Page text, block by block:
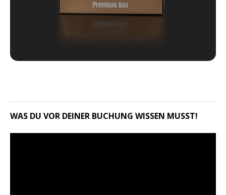
WAS DU VOR DEINER BUCHUNG WISSEN MUSST!